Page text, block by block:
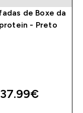
de Boxe da
- Preto
37.99€‎